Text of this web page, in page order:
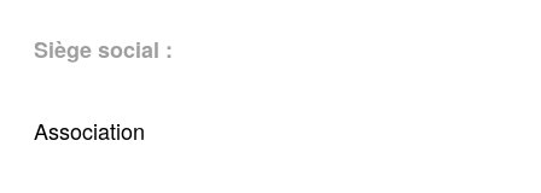
Siège social :
Association